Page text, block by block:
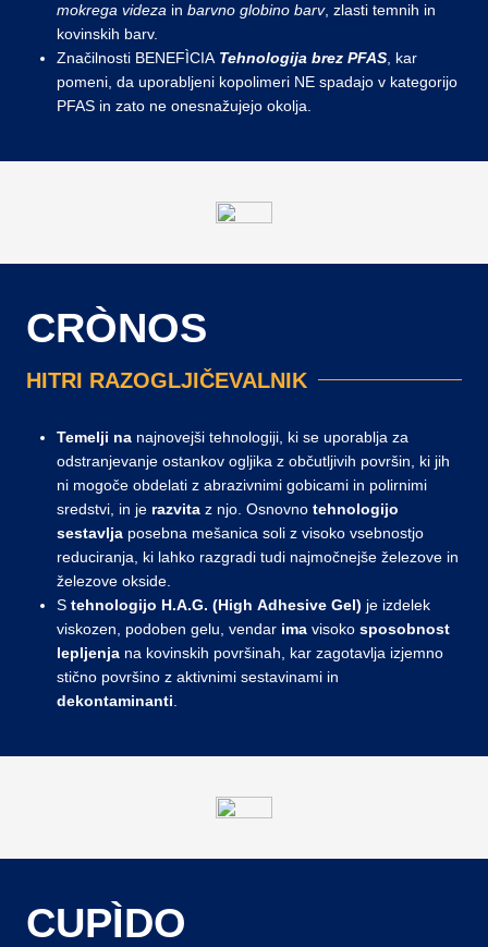
mokrega videza in barvno globino barv, zlasti temnih in
kovinskih barv.
Značilnosti BENEFÌCIA Tehnologija brez PFAS , kar
pomeni, da uporabljeni kopolimeri NE spadajo v kategorijo
PFAS in zato ne onesnažujejo okolja.
CRÒNOS
HITRI RAZOGLJIČEVALNIK
Temelji na najnovejši tehnologiji, ki se uporablja za
odstranjevanje ostankov ogljika z občutljivih površin, ki jih
ni mogoče obdelati z abrazivnimi gobicami in polirnimi
sredstvi, in je razvita z njo. Osnovno tehnologijo
sestavlja posebna mešanica soli z visoko vsebnostjo
reduciranja, ki lahko razgradi tudi najmočnejše železove in
železove okside.
S tehnologijo H.A.G. (High Adhesive Gel) je izdelek
viskozen, podoben gelu, vendar ima visoko sposobnost
lepljenja na kovinskih površinah, kar zagotavlja izjemno
stično površino z aktivnimi sestavinami in
dekontaminanti
CUPÌDO